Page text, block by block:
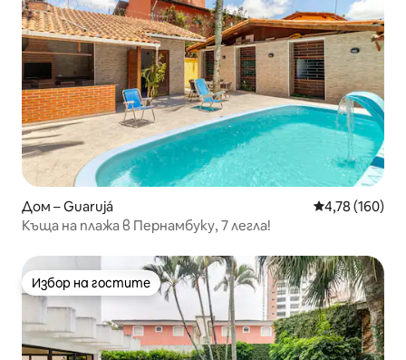
Дом – Guarujá Средна
4,78 (160)
Къща на плажа в Пернамбуку, 7 легла!
Избор на гостите
Избор на гостите